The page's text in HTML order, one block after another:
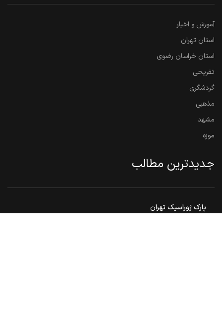
آموزش و اخبار
استان تهران
استان خراسان رضوی
تفریحی
گردشگری
مذهبی
مشهد
موزه
جدیدترین مطالب
پارک ژوراسیک تهران